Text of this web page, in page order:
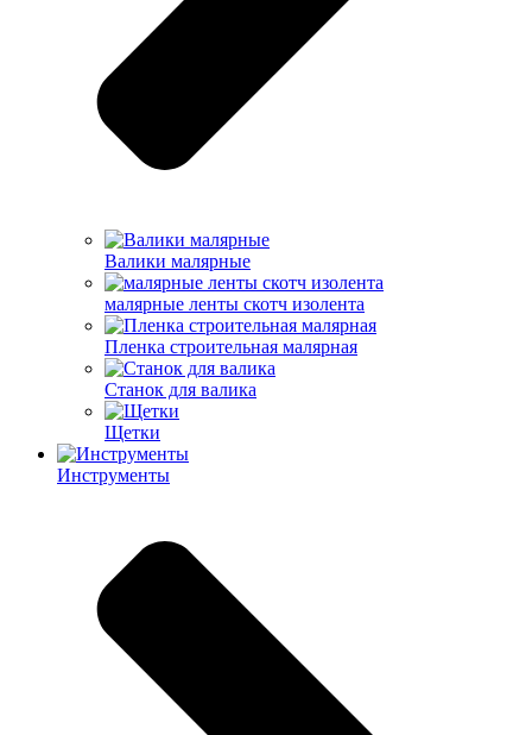
Валики малярные
малярные ленты скотч изолента
Пленка строительная малярная
Станок для валика
Щетки
Инструменты